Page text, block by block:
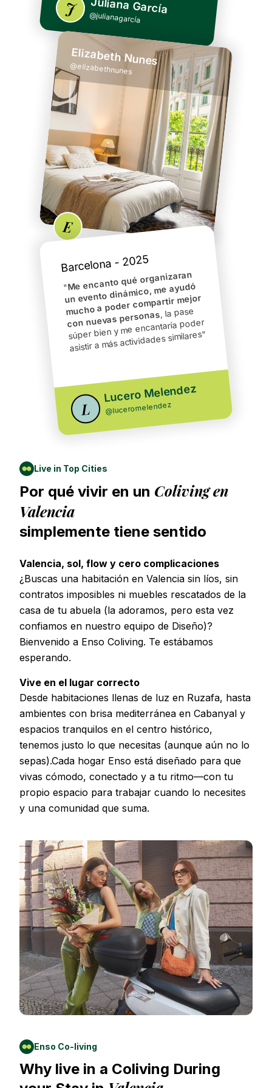
J Juliana García
@julianagarcía
Excelente equipo de diseño,
cada espacio posee un toque de frescura, relax, elegancia, comodidad y
funcionalidad
E
Elizabeth Nunes
@elizabethnunes
Barcelona - 2025
"Me encanto qué organizaran
un evento dinámico, me ayudó
mucho a poder compartir mejor
con nuevas personas, la pase
súper bien y me encantaría poder
asistir a más actividades similares"
L
Lucero Melendez
@luceromelendez
Live in Top Cities
Por qué vivir en un Coliving en
Valencia
simplemente tiene sentido
Valencia, sol, flow y cero complicaciones
¿Buscas una habitación en Valencia sin líos, sin
contratos imposibles ni muebles rescatados de la
casa de tu abuela (la adoramos, pero esta vez
confiamos en nuestro equipo de Diseño)?
Bienvenido a Enso Coliving. Te estábamos
esperando.
Vive en el lugar correcto
Desde habitaciones llenas de luz en Ruzafa, hasta
ambientes con brisa mediterránea en Cabanyal y
espacios tranquilos en el centro histórico,
tenemos justo lo que necesitas (aunque aún no lo
sepas).Cada hogar Enso está diseñado para que
vivas cómodo, conectado y a tu ritmo—con tu
propio espacio para trabajar cuando lo necesites
y una comunidad que suma.
Enso Co-living
Why live in a Coliving During